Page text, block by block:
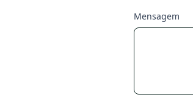
Mensagem